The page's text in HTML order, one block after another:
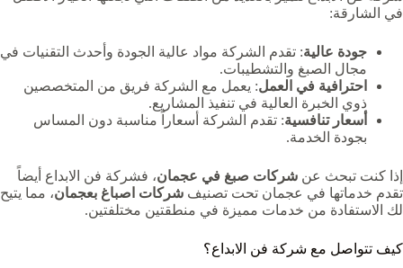
في الشارقة:
جودة عالية: تقدم الشركة مواد عالية الجودة وأحدث التقنيات في
مجال الصبغ والتشطيبات.
احترافية في العمل: يعمل مع الشركة فريق من المتخصصين
ذوي الخبرة العالية في تنفيذ المشاريع.
أسعار تنافسية: تقدم الشركة أسعاراً مناسبة دون المساس
بجودة الخدمة.
إذا كنت تبحث عن شركات صبغ في عجمان، فشركة فن الابداع أيضاً
تقدم خدماتها في عجمان تحت تصنيف شركات اصباغ بعجمان، مما يتيح
لك الاستفادة من خدمات مميزة في منطقتين مختلفتين.
كيف تتواصل مع شركة فن الابداع؟